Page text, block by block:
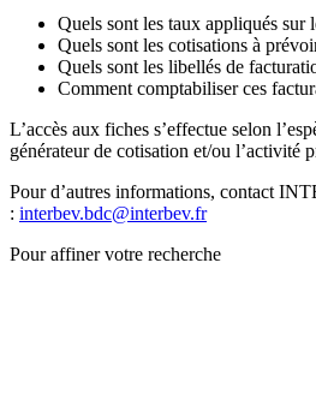
Quels sont les taux appliqués sur
Quels sont les cotisations à
Quels sont les libellés de
Comment comptabiliser ces
L’accès aux fiches s’effectue selon
générateur de cotisation et/ou l’activité
Pour d’autres informations, contact
: interbev.bdc@interbev.fr
Pour affiner votre recherche